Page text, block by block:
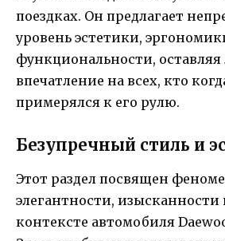
поездках. Он предлагает
уровень эстетики,
функциональности, оставляя
впечатление на всех, кто
примерялся к его рулю.
Безупречный стиль и
Этот раздел посвящен
элегантности, изысканности
контексте автомобиля